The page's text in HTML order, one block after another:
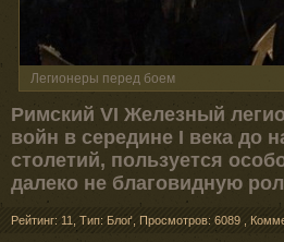
Легионеры перед боем
Римский VI Железный
войн в середине I века до
столетий, пользуется
далеко не благовидную
Рейтинг: 11 Тип: Блоґ Просмотров: 6089